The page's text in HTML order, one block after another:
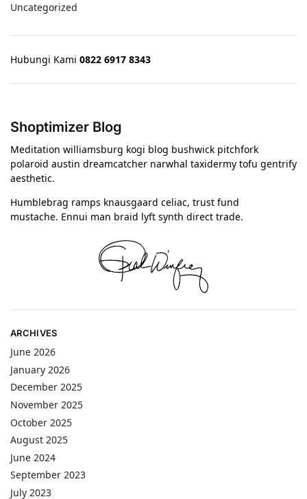
Uncategorized
Hubungi Kami 0822 6917 8343
Shoptimizer Blog
Meditation williamsburg kogi blog bushwick pitchfork
polaroid austin dreamcatcher narwhal taxidermy tofu gentrify
aesthetic.
Humblebrag ramps knausgaard celiac, trust fund
mustache. Ennui man braid lyft synth direct trade.
ARCHIVES
June 2026
January 2026
December 2025
November 2025
October 2025
August 2025
June 2024
September 2023
July 2023